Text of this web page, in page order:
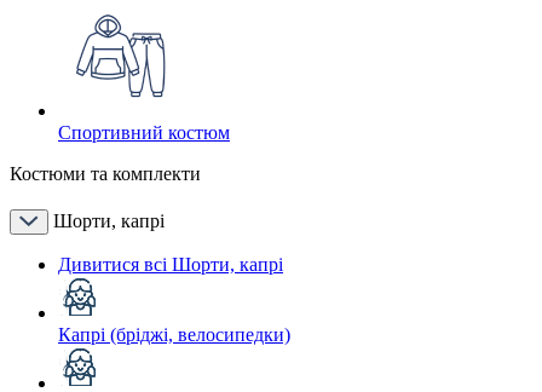
Спортивний костюм
Костюми та комплекти
Шорти, капрі
Дивитися всі Шорти, капрі
Капрі (бріджі, велосипедки)